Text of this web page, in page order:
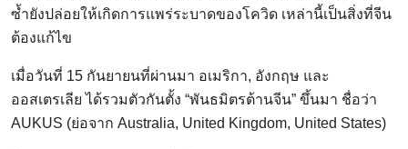
ซ้ำยังปล่อยให้เกิดการแพร่ระบาดของโควิด เหล่านี้เป็นสิ่งที่จีน
ต้องแก้ไข
เมื่อวันที่ 15 กันยายนที่ผ่านมา อเมริกา, อังกฤษ และ
ออสเตรเลีย ได้รวมตัวกันตั้ง “พันธมิตรต้านจีน” ขึ้นมา ชื่อว่า
AUKUS (ย่อจาก Australia, United Kingdom, United States)